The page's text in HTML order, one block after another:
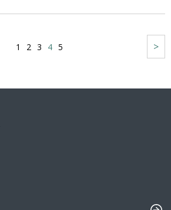
1 2 3 4 5 >